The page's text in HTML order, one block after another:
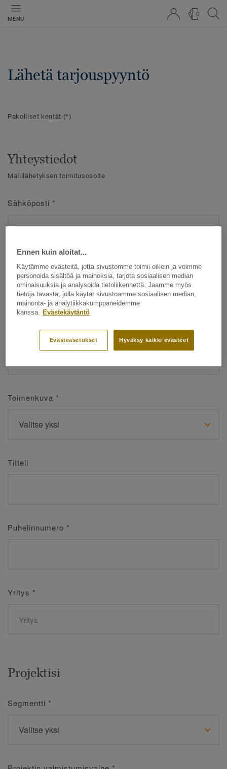
MENU
0
Lähetä tarjouspyyntö
Pakolliset kentät (*)
Yhteystiedot
Mallilähetyksen toimitusosoite
Sähköposti *
Etunimi*
Sukunimi*
Toimenkuva *
Titteli
Puhelinnumero *
Yritys *
Projektisi
Segmentti *
Ennen kuin aloitat...
Käytämme evästeitä, jotta sivustomme toimii oikein ja voimme
personoida sisältöä ja mainoksia, tarjota sosiaalisen median
ominaisuuksia ja analysoida tietoliikennettä. Jaamme myös
tietoja tavasta, jolla käytät sivustoamme sosiaalisen median,
mainonta- ja analytiikkakumppaneidemme
kanssa.
Evästekäytäntö
Hyväksy kaikki evästeet
Evästeasetukset